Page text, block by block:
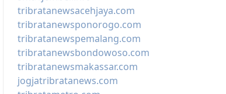
tribratanewsacehjaya.com
tribratanewsponorogo.com
tribratanewspemalang.com
tribratanewsbondowoso.com
tribratanewsmakassar.com
jogjatribratanews.com